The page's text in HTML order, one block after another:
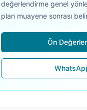
değerlendirme genel
plan muayene sonrası
Ön